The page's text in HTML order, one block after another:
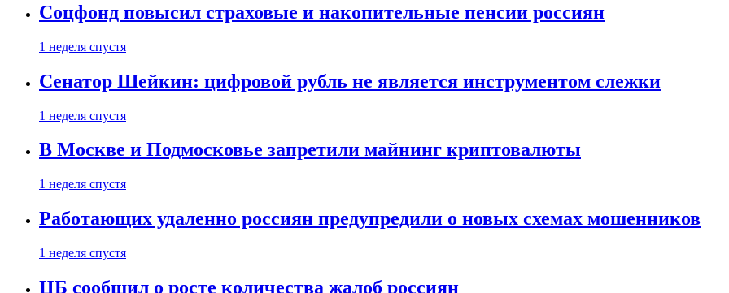
Соцфонд повысил страховые и накопительные пенсии россиян
1 неделя спустя
Сенатор Шейкин: цифровой рубль не является инструментом слежки
1 неделя спустя
В Москве и Подмосковье запретили майнинг криптовалюты
1 неделя спустя
Работающих удаленно россиян предупредили о новых схемах мошенников
1 неделя спустя
ЦБ сообщил о росте количества жалоб россиян